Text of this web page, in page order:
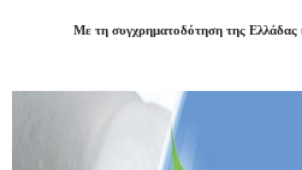
Με τη συγχρηματοδότηση της